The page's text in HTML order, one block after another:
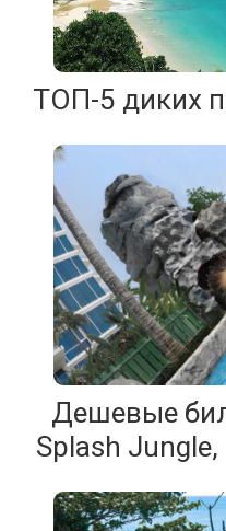
ТОП-5 диких
Дешевые
Splash